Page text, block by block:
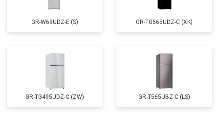
GR-W69UDZ-E (S) GR-TG565UDZ-C (XK)
GR-TG495UDZ-C (ZW) GR-T565UBZ-C (LS)